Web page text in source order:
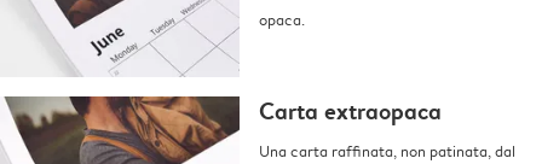
opaca.
Carta extraopaca
Una carta raffinata, non patinata, dal